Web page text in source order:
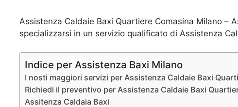
Assistenza Caldaie Baxi Quartiere Comasina Milano –
specializzarsi in un servizio qualificato di Assistenza
Indice per Assistenza Baxi Milano
I nosti maggiori servizi per Assistenza Caldaie Baxi
Richiedi il preventivo per Assistenza Caldaie Baxi
Assitenza Caldaia Baxi